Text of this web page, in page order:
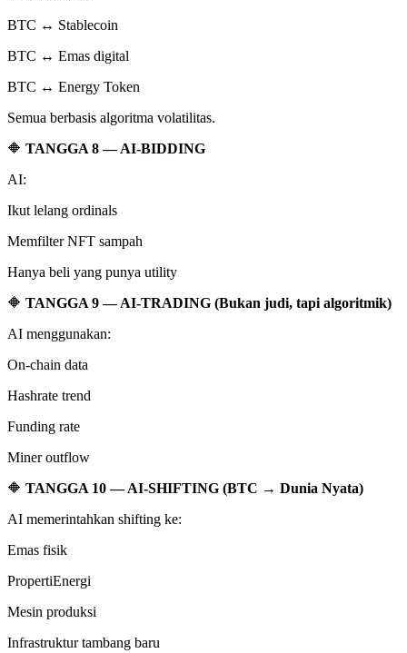
BTC ↔ Stablecoin
BTC ↔ Emas digital
BTC ↔ Energy Token
Semua berbasis algoritma volatilitas.
🔶 TANGGA 8 — AI-BIDDING
AI:
Ikut lelang ordinals
Memfilter NFT sampah
Hanya beli yang punya utility
🔶 TANGGA 9 — AI-TRADING (Bukan judi, tapi algoritmik)
AI menggunakan:
On-chain data
Hashrate trend
Funding rate
Miner outflow
🔶 TANGGA 10 — AI-SHIFTING (BTC → Dunia Nyata)
AI memerintahkan shifting ke:
Emas fisik
PropertiEnergi
Mesin produksi
Infrastruktur tambang baru